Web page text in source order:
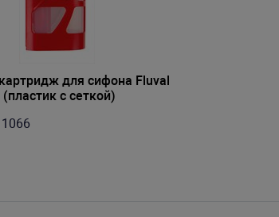
для сифона Fluval
с сеткой)